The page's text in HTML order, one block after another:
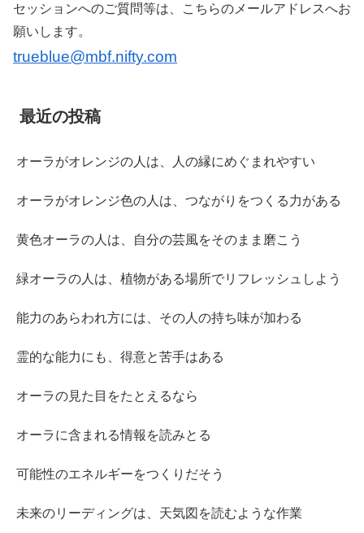
セッションへのご質問等は、こちらのメールアドレスへお
願いします。
trueblue@mbf.nifty.com
最近の投稿
オーラがオレンジの人は、人の縁にめぐまれやすい
オーラがオレンジ色の人は、つながりをつくる力がある
黄色オーラの人は、自分の芸風をそのまま磨こう
緑オーラの人は、植物がある場所でリフレッシュしよう
能力のあらわれ方には、その人の持ち味が加わる
霊的な能力にも、得意と苦手はある
オーラの見た目をたとえるなら
オーラに含まれる情報を読みとる
可能性のエネルギーをつくりだそう
未来のリーディングは、天気図を読むような作業